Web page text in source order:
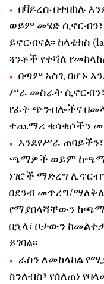
በቫይረሱ በተበከሉ
ወይም መሄድ
ይኖርብናል፡፡ ከላቴክስ
ጓንቶች የተሻለ
በጣም አስጊ በሆኑ
ሥራ መስራት ሲኖርብን፣
የፊት ጭንብሎችና
ተጨማሪ ቁሳቁሶችን
እንደየሥራ
ጫማዎች ወይም ከጫማ
ነገሮች ማድረግ
በደንብ መጥረግ/
የማያበላሻቸውን
በኋላ፣ ቦታውን
ይገባል፡፡
ራስን ለመከላከል
ስንለብስ፤ የሰለጠነ